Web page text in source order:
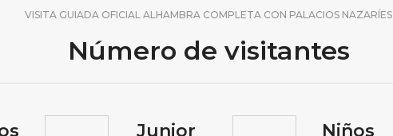
VISITA GUIADA OFICIAL ALHAMBRA COMPLETA CON PALACIOS NAZARÍES
Número de visitantes
Junior Niños